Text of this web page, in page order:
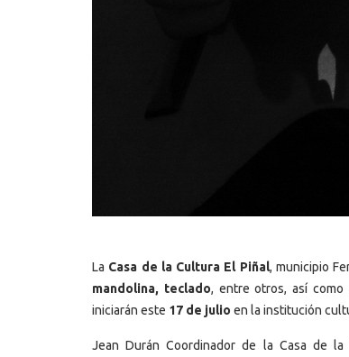
La Casa de la Cultura El Piñal, municipio
mandolina, teclado, entre otros, así como
iniciarán este 17 de julio en la institución
Jean Durán Coordinador de la Casa de